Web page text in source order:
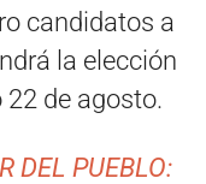
candidatos a
la elección
de agosto.
DEL PUEBLO: